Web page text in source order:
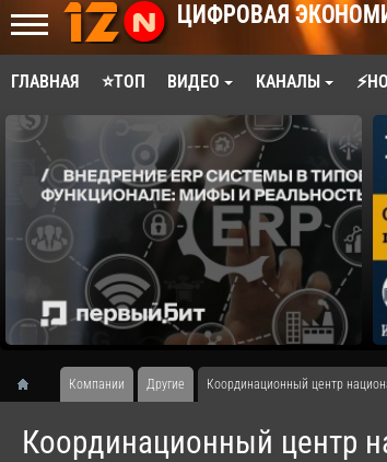
ЦИФРОВАЯ
ГЛАВНАЯ ⭐ТОП ВИДЕО КАНАЛЫ
Компании Другие Координационный центр
Координационный центр